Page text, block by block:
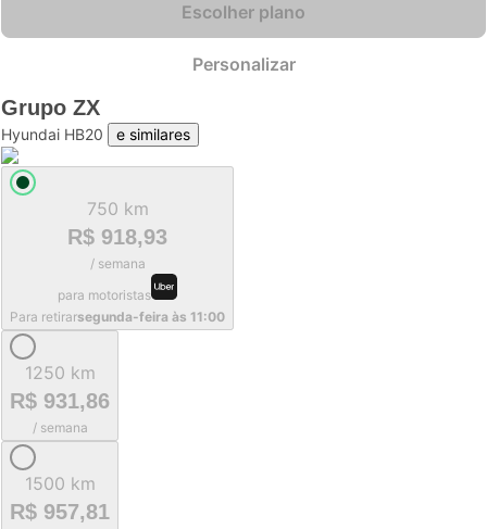
Escolher plano
Personalizar
Grupo ZX
Hyundai HB20 e similares
750 km
R$ 918,93
/ semana
para motoristas
Para retirarsegunda-feira às 11:00
1250 km
R$ 931,86
/ semana
1500 km
R$ 957,81